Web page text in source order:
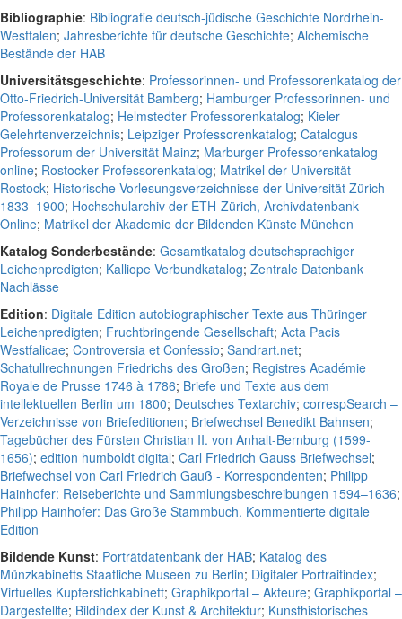
Bibliographie: Bibliografie deutsch-jüdische Geschichte Nordrhein-
Westfalen; Jahresberichte für deutsche Geschichte; Alchemische
Bestände der HAB
Universitätsgeschichte: Professorinnen- und Professorenkatalog der
Otto-Friedrich-Universität Bamberg; Hamburger Professorinnen- und
Professorenkatalog; Helmstedter Professorenkatalog; Kieler
Gelehrtenverzeichnis; Leipziger Professorenkatalog; Catalogus
Professorum der Universität Mainz; Marburger Professorenkatalog
online; Rostocker Professorenkatalog; Matrikel der Universität
Rostock; Historische Vorlesungsverzeichnisse der Universität Zürich
1833–1900; Hochschularchiv der ETH-Zürich, Archivdatenbank
Online; Matrikel der Akademie der Bildenden Künste München
Katalog Sonderbestände: Gesamtkatalog deutschsprachiger
Leichenpredigten; Kalliope Verbundkatalog; Zentrale Datenbank
Nachlässe
Edition: Digitale Edition autobiographischer Texte aus Thüringer
Leichenpredigten; Fruchtbringende Gesellschaft; Acta Pacis
Westfalicae; Controversia et Confessio; Sandrart.net;
Schatullrechnungen Friedrichs des Großen; Registres Académie
Royale de Prusse 1746 à 1786; Briefe und Texte aus dem
intellektuellen Berlin um 1800; Deutsches Textarchiv; correspSearch –
Verzeichnisse von Briefeditionen; Briefwechsel Benedikt Bahnsen;
Tagebücher des Fürsten Christian II. von Anhalt-Bernburg (1599-
1656); edition humboldt digital; Carl Friedrich Gauss Briefwechsel;
Briefwechsel von Carl Friedrich Gauß - Korrespondenten; Philipp
Hainhofer: Reiseberichte und Sammlungsbeschreibungen 1594–1636;
Philipp Hainhofer: Das Große Stammbuch. Kommentierte digitale
Edition
Bildende Kunst: Porträtdatenbank der HAB; Katalog des
Münzkabinetts Staatliche Museen zu Berlin; Digitaler Portraitindex;
Virtuelles Kupferstichkabinett; Graphikportal – Akteure; Graphikportal –
Dargestellte; Bildindex der Kunst & Architektur; Kunsthistorisches